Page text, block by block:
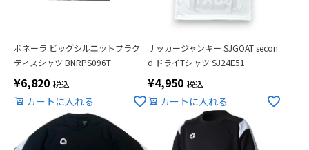
ボネーラ ビッグシルエットプラク
ティスシャツ BNRPS096T
¥6,820 税込
カートに入れる
サッカージャンキー SJGOAT secon
d ドライTシャツ SJ24E51
¥4,950 税込
カートに入れる